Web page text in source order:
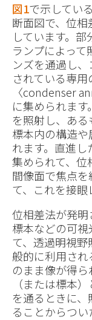
図1で示してい
断面図で、位
しています。
ランプによっ
ンズを通過し
されている専用
〈condenser
に集められま
を照射し、あ
標本内の構造
れます。直進
集められて、
間像面で焦点
て、これを接眼
位相差法が発
標本などの可
て、透過明視
般的に利用さ
のまま像が得
（または標本
を通るときに
ることからつい